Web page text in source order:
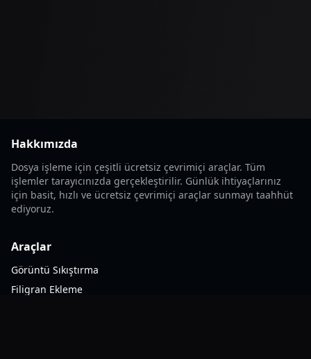
Hakkımızda
Dosya işleme için çeşitli ücretsiz çevrimiçi araçlar. Tüm
işlemler tarayıcınızda gerçekleştirilir. Günlük ihtiyaçlarınız
için basit, hızlı ve ücretsiz çevrimiçi araçlar sunmayı taahhüt
ediyoruz.
Araçlar
Görüntü Sıkıştırma
Filigran Ekleme